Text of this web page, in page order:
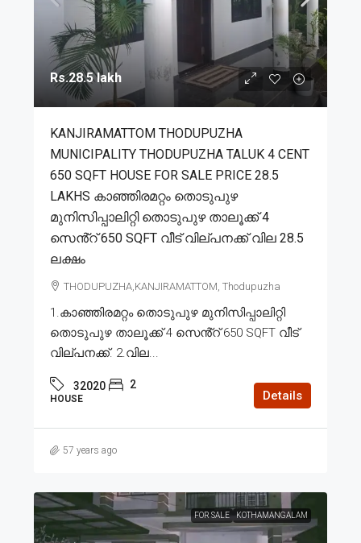
Rs.28.5 lakh
KANJIRAMATTOM THODUPUZHA
MUNICIPALITY THODUPUZHA TALUK 4 CENT
650 SQFT HOUSE FOR SALE PRICE 28.5
LAKHS കാഞ്ഞിരമറ്റം തൊടുപുഴ
മുനിസിപ്പാലിറ്റി തൊടുപുഴ താലൂക്ക് 4
സെൻ്റ് 650 SQFT വീട് വില്പനക്ക് വില 28.5
ലക്ഷം
THODUPUZHA,KANJIRAMATTOM, Thodupuzha
1.കാഞ്ഞിരമറ്റം തൊടുപുഴ മുനിസിപ്പാലിറ്റി
തൊടുപുഴ താലൂക്ക് 4 സെൻ്റ് 650 SQFT വീട്
വില്പനക്ക്. 2.വില...
32020 2
HOUSE Details
57 years ago
FOR SALE KOTHAMANGALAM